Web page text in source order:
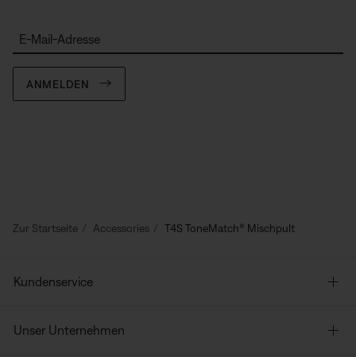
E-Mail-Adresse
ANMELDEN
Zur Startseite Accessories T4S ToneMatch® Mischpult
Kundenservice
Unser Unternehmen